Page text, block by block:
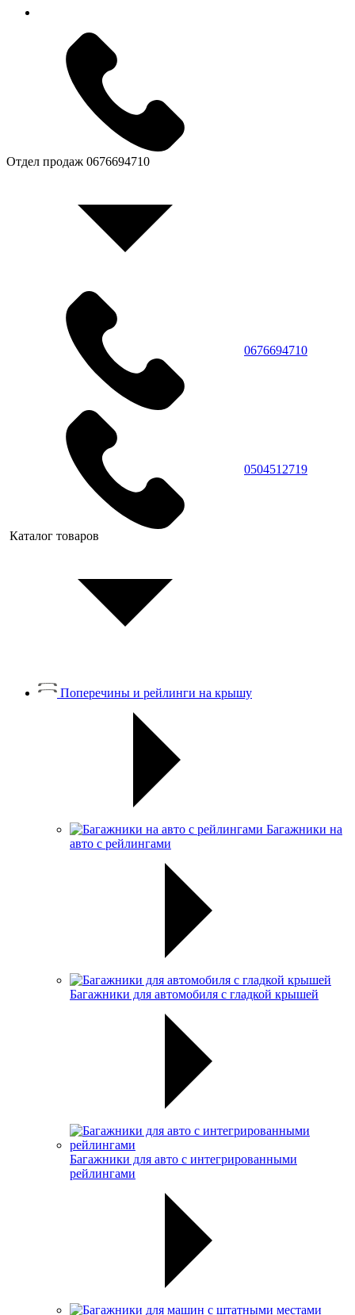
Отдел продаж 0676694710
0676694710
0504512719
Каталог товаров
Поперечины и рейлинги на крышу
Багажники на
авто с рейлингами
Багажники для автомобиля с гладкой крышей
Багажники для авто с интегрированными
рейлингами